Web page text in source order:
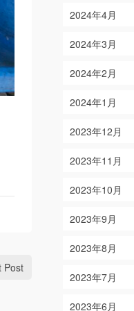
Post
2024年4月
2024年3月
2024年2月
2024年1月
2023年12月
2023年11月
2023年10月
2023年9月
2023年8月
2023年7月
2023年6月